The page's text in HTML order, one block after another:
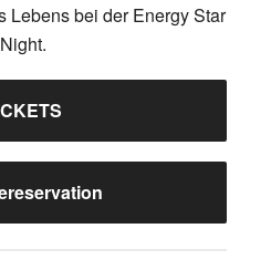
Lebens bei der Energy Star
Night.